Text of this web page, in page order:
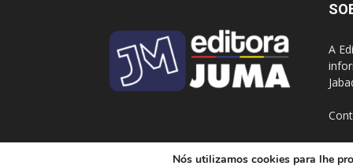
A
Nós utilizamos cookies para lhe